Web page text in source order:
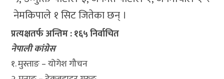
नेमकिपाले १ सिट जितेका छन् ।
प्रत्यक्षतर्फ अन्तिम : १६५ निर्वाचित
नेपाली कांग्रेस
१. मुस्ताङ – योगेश गौचन